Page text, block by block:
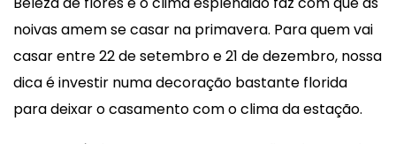
noivas amem se casar na primavera. Para quem vai
casar entre 22 de setembro e 21 de dezembro, nossa
dica é investir numa decoração bastante florida
para deixar o casamento com o clima da estação.